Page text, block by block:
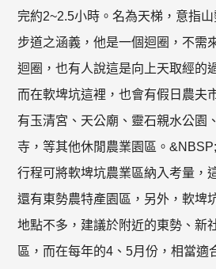
完約2~2.5小時。名為天梯，意指
步道之涵義，他是一個迴圈，不需
迴圈，也有人說這是向上天取經的
而在軟埤坑這裡，也會有假日農夫
有玉清宮、天公廟、靈石親水公園
寺，等其他休閒農業園區。
行程可將軟埤坑農業區納入考量，
還有東勢農特產園區，另外，軟埤
地點不多，建議於附近的東勢、新
區，而在每年的4、5月份，相當適